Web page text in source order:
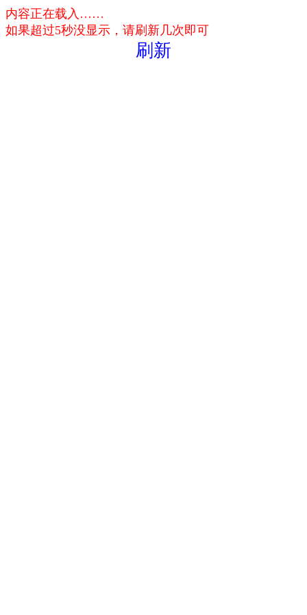
内容正在载入……
如果超过5秒没显示，请刷新几次即可
刷新